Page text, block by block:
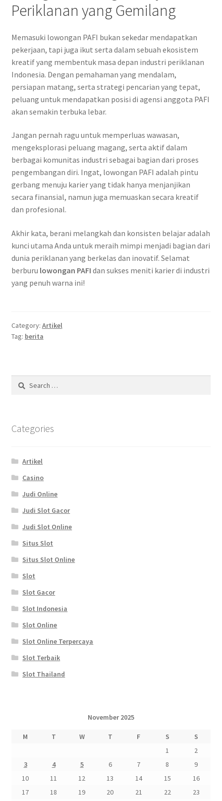
Periklanan yang Gemilang
Memasuki lowongan PAFI bukan sekedar mendapatkan
pekerjaan, tapi juga ikut serta dalam sebuah ekosistem
kreatif yang membentuk masa depan industri periklanan
Indonesia. Dengan pemahaman yang mendalam,
persiapan matang, serta strategi pencarian yang tepat,
peluang untuk mendapatkan posisi di agensi anggota PAFI
akan semakin terbuka lebar.
Jangan pernah ragu untuk memperluas wawasan,
mengeksplorasi peluang magang, serta aktif dalam
berbagai komunitas industri sebagai bagian dari proses
pengembangan diri. Ingat, lowongan PAFI adalah pintu
gerbang menuju karier yang tidak hanya menjanjikan
secara finansial, namun juga memuaskan secara kreatif
dan profesional.
Akhir kata, berani melangkah dan konsisten belajar adalah
kunci utama Anda untuk meraih mimpi menjadi bagian dari
dunia periklanan yang berkelas dan inovatif. Selamat
berburu lowongan PAFI dan sukses meniti karier di industri
yang penuh warna ini!
Category: Artikel
Tag: berita
Search
Categories
Artikel
Casino
Judi Online
Judi Slot Gacor
Judi Slot Online
Situs Slot
Situs Slot Online
Slot
Slot Gacor
Slot Indonesia
Slot Online
Slot Online Terpercaya
Slot Terbaik
Slot Thailand
November 2025
M T W T F S
S
1
2
3
4 5 6 7 8
9
10
11 12 13 14 15
16
17
18 19 20 21 22
23